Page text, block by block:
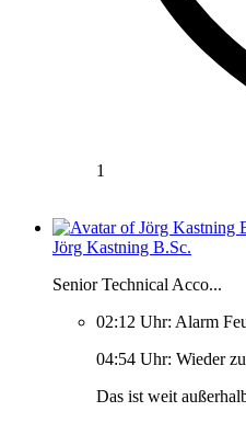
1
Jörg Kastning B.Sc.
Senior Technical Acco...
02:12 Uhr: Alarm
04:54 Uhr: Wieder
Das ist weit